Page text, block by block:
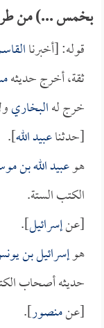
بخمس ...) من
قوله: [أخبرنا
ثقة، أخرج حديثه
خرج لهالبخاري
[حدثناعبيد الله].
هوعبيد الله بن
الكتب الستة.
[عنإسرائيل].
هوإسرائيل بن
حديثه أصحاب
[عنمنصور].